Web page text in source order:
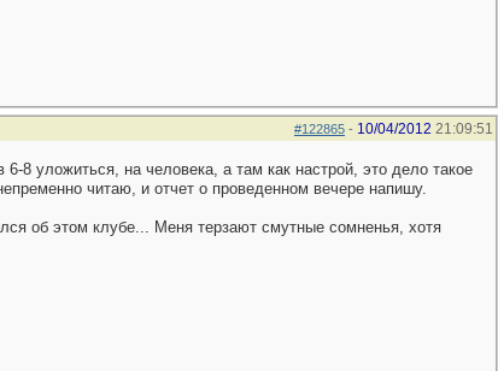
#122865 - 10/04/2012 21:09:51
8 уложиться, на человека, а там как настрой, это дело такое
читаю, и отчет о проведенном вечере напишу.
об этом клубе... Меня терзают смутные сомненья, хотя